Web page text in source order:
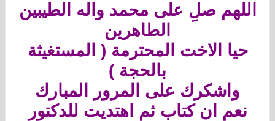
اللهم صلِ على محمد واله الطيبين
الطاهرين
حيا الاخت المحترمة ( المستغيثة
بالحجة )
واشكرك على المرور المبارك
نعم ان كتاب ثم اهتديت للدكتور